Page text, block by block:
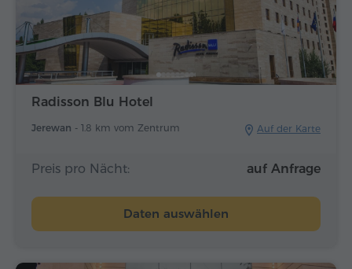
Radisson Blu Hotel
Jerewan - 1.8 km vom Zentrum Auf der Karte
Preis pro Nächt: auf Anfrage
Daten auswählen